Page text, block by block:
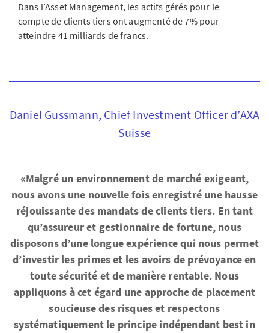
Dans l’Asset Management, les actifs gérés pour le
compte de clients tiers ont augmenté de 7% pour
atteindre 41 milliards de francs.
Daniel Gussmann, Chief Investment Officer d’AXA
Suisse
«Malgré un environnement de marché exigeant,
nous avons une nouvelle fois enregistré une hausse
réjouissante des mandats de clients tiers. En tant
qu’assureur et gestionnaire de fortune, nous
disposons d’une longue expérience qui nous permet
d’investir les primes et les avoirs de prévoyance en
toute sécurité et de manière rentable. Nous
appliquons à cet égard une approche de placement
soucieuse des risques et respectons
systématiquement le principe indépendant best in